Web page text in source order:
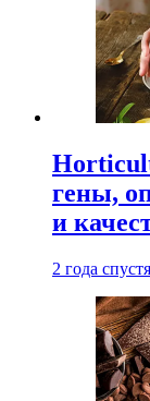
гены,
и
2 года спустя